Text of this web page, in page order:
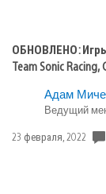
ОБНОВЛЕНО: Игры
Team Sonic Racing,
Адам
Ведущий
Дата
23 февраля, 2022